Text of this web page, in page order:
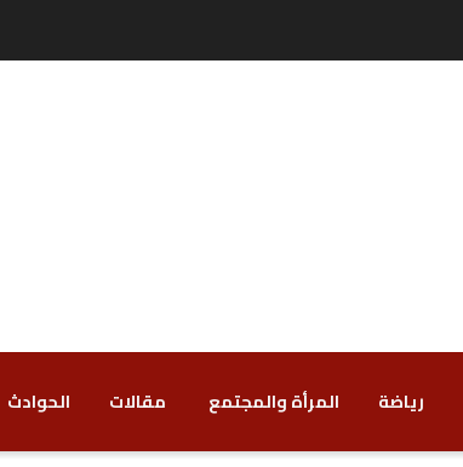
رياضة ‏المرأة والمجتمع ‏ مقالات ‏الحوادث